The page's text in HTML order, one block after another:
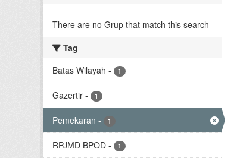
There are no Grup that match this search
Tag
Batas Wilayah - 1
Gazertir - 1
Pemekaran - 1
RPJMD BPOD - 1